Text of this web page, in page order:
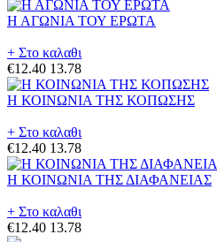
Η ΑΓΩΝΙΑ ΤΟΥ ΕΡΩΤΑ
+ Στο καλαθι
€12.40 13.78
Η ΚΟΙΝΩΝΙΑ ΤΗΣ ΚΟΠΩΣΗΣ
+ Στο καλαθι
€12.40 13.78
Η ΚΟΙΝΩΝΙΑ ΤΗΣ ΔΙΑΦΑΝΕΙΑΣ
+ Στο καλαθι
€12.40 13.78